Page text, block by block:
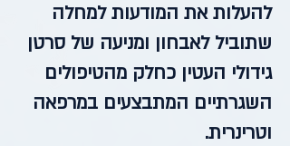
להעלות את המודעות למחלה
שתוביל לאבחון ומניעה של סרטן
גידולי העטין כחלק מהטיפולים
השגרתיים המתבצעים במרפאה
וטרינרית.